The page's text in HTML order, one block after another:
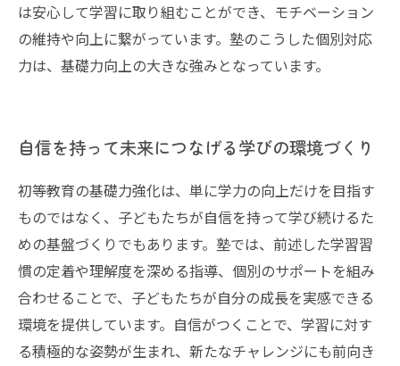
は安心して学習に取り組むことができ、モチベーション
の維持や向上に繋がっています。塾のこうした個別対応
力は、基礎力向上の大きな強みとなっています。
自信を持って未来につなげる学びの環境づくり
初等教育の基礎力強化は、単に学力の向上だけを目指す
ものではなく、子どもたちが自信を持って学び続けるた
めの基盤づくりでもあります。塾では、前述した学習習
慣の定着や理解度を深める指導、個別のサポートを組み
合わせることで、子どもたちが自分の成長を実感できる
環境を提供しています。自信がつくことで、学習に対す
る積極的な姿勢が生まれ、新たなチャレンジにも前向き